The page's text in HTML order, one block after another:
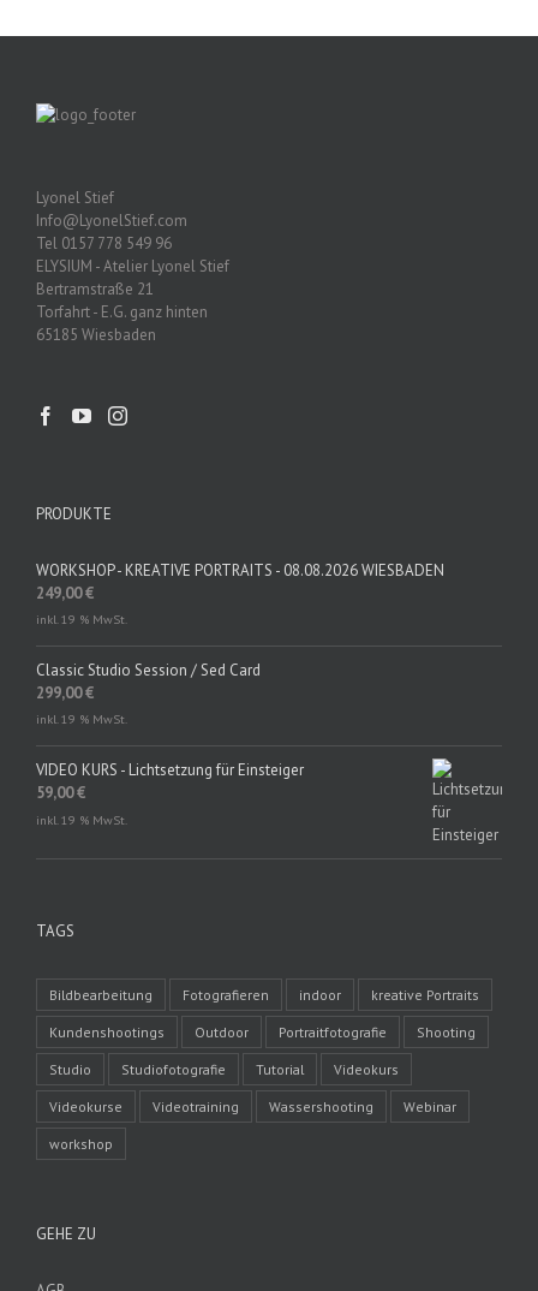
Lyonel Stief
Info@LyonelStief.com
Tel 0157 778 549 96
ELYSIUM - Atelier Lyonel Stief
Bertramstraße 21
Torfahrt - E.G. ganz hinten
65185 Wiesbaden
PRODUKTE
WORKSHOP - KREATIVE PORTRAITS - 08.08.2026 WIESBADEN
249,00€
inkl. 19 % MwSt.
Classic Studio Session / Sed Card
299,00€
inkl. 19 % MwSt.
VIDEO KURS - Lichtsetzung für Einsteiger
59,00€
inkl. 19 % MwSt.
TAGS
Bildbearbeitung Fotografieren indoor kreative Portraits
Kundenshootings Outdoor Portraitfotografie Shooting
Studio Studiofotografie Tutorial Videokurs
Videokurse Videotraining Wassershooting Webinar
workshop
GEHE ZU